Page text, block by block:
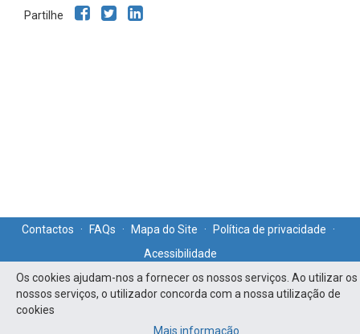
Os cookies ajudam-nos a fornecer os nossos serviços. Ao utilizar os
nossos serviços, o utilizador concorda com a nossa utilização de
cookies
Mais informação
Partilhe
Contactos · FAQs · Mapa do Site · Política de privacidade
·
Acessibilidade